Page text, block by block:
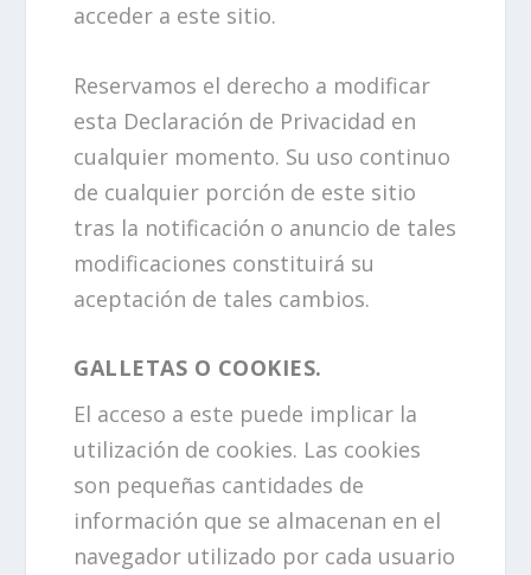
acceder a este sitio.
Reservamos el derecho a modificar
esta Declaración de Privacidad en
cualquier momento. Su uso continuo
de cualquier porción de este sitio
tras la notificación o anuncio de tales
modificaciones constituirá su
aceptación de tales cambios.
GALLETAS O COOKIES.
El acceso a este puede implicar la
utilización de cookies. Las cookies
son pequeñas cantidades de
información que se almacenan en el
navegador utilizado por cada usuario